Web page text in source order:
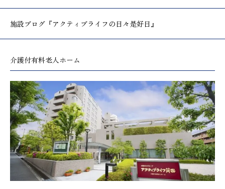
施設ブログ 『アクティブライフの日々是好日』
介護付有料老人ホーム